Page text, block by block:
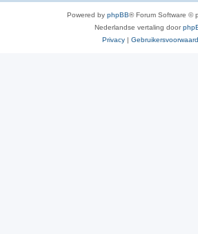
Powered by phpBB® Forum Software ©
Nederlandse vertaling door
Privacy |